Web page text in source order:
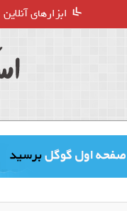
ابزارهای آنلاین